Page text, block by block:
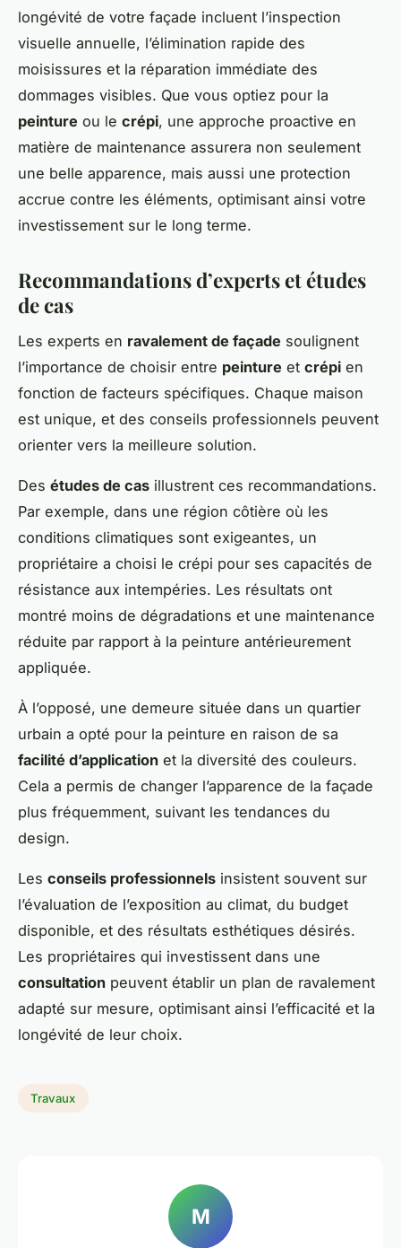
longévité de votre façade incluent l’inspection
visuelle annuelle, l’élimination rapide des
moisissures et la réparation immédiate des
dommages visibles. Que vous optiez pour la
peinture ou le crépi, une approche proactive en
matière de maintenance assurera non seulement
une belle apparence, mais aussi une protection
accrue contre les éléments, optimisant ainsi votre
investissement sur le long terme.
Recommandations d’experts et études
de cas
Les experts en ravalement de façade soulignent
l’importance de choisir entre peinture et crépi en
fonction de facteurs spécifiques. Chaque maison
est unique, et des conseils professionnels peuvent
orienter vers la meilleure solution.
Des études de cas illustrent ces recommandations.
Par exemple, dans une région côtière où les
conditions climatiques sont exigeantes, un
propriétaire a choisi le crépi pour ses capacités de
résistance aux intempéries. Les résultats ont
montré moins de dégradations et une maintenance
réduite par rapport à la peinture antérieurement
appliquée.
À l’opposé, une demeure située dans un quartier
urbain a opté pour la peinture en raison de sa
facilité d’application et la diversité des couleurs.
Cela a permis de changer l’apparence de la façade
plus fréquemment, suivant les tendances du
design.
Les conseils professionnels insistent souvent sur
l’évaluation de l’exposition au climat, du budget
disponible, et des résultats esthétiques désirés.
Les propriétaires qui investissent dans une
consultation peuvent établir un plan de ravalement
adapté sur mesure, optimisant ainsi l’efficacité et la
longévité de leur choix.
Travaux
M